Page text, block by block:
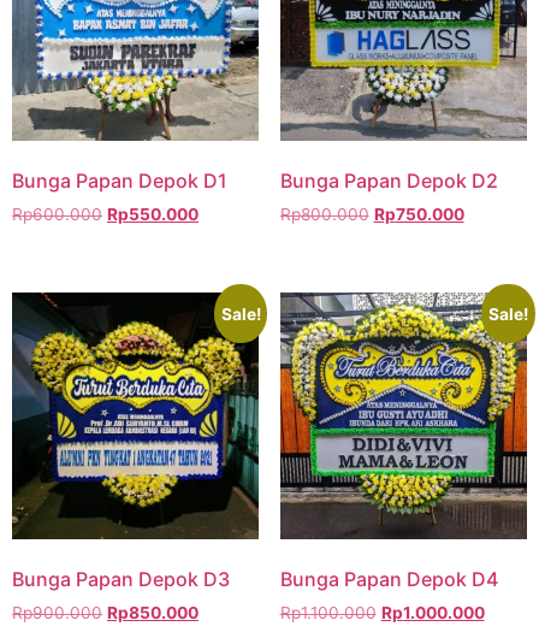
Bunga Papan Depok D1
Rp600.000 Rp550.000
Bunga Papan Depok D2
Rp800.000 Rp750.000
Sale!
Bunga Papan Depok D3
Rp900.000 Rp850.000
Sale!
Bunga Papan Depok D4
Rp1.100.000 Rp1.000.000